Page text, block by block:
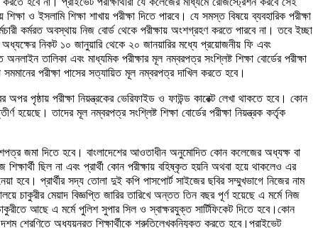
ও ইসলামি শিক্ষা শাখায় পরীক্ষা দিতে পারবে। যে সমস্ত বিষয়ে ব্যবহারিক পরীক্ষা
কর্মরত অবস্থায় নিজ বোর্ড থেকে পরীক্ষায় অংশগ্রহণ করতে পারবে না। তবে ইচ্ছা
অধ্যক্ষের নিকট ১০ জানুয়ারি থেকে ২০ জানয়ারির মধ্যে প্রয়োজনীয় ফি এবং
তালিকা এবং মাধ্যমিক পরীক্ষার মূল নম্বরপত্র সংশ্লিষ্ট শিক্ষা বোর্ডের পরীক্ষা
পরীক্ষা পাসের সত্যায়িত মূল নম্বরপত্র দাখিল করতে হবে।
অপর পৃষ্ঠায় পরীক্ষা নিয়ন্ত্রকের ভেরিফাইড ও ফাউন্ড কারেক্ট লেখা থাকতে হবে। কোন
হয়েছে। তাদের মূল নম্বরপত্র সংশ্লিষ্ট শিক্ষা বোর্ডের পরীক্ষা নিয়ন্ত্রক কর্তৃক
জমা দিতে হবে। বাংলাদেশের আওতাধীন অনুমোদিত কোন কলেজের অধ্যক্ষ বা
ছিল না এবং প্রার্থী কোন পরীক্ষায় বহিষ্কৃত হয়নি অথবা হয়ে থাকলেও এর
প্রার্থীর সদ্য তোলা দুই কপি পাসপোর্ট সাইজের ছবির সম্মুখভাগে নিজের নাম
মেয়াদ বিজ্ঞপ্তি জারির তারিখে অন্তত তিন বছর পূর্ণ হয়েছে এ মর্মে নিজ
আছে এ মর্মে পুলিশ সুপার সিল ও স্বাক্ষরযুক্ত সার্টিফিকেট দিতে হবে।কোন
দশম শ্রেণিতে অধ্যয়নরত শিক্ষার্থীকে শ্রুতিলেখকনিযুক্ত করতে হবে।প্রাইভেট